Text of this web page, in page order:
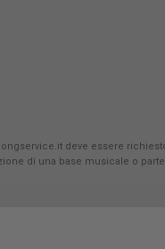
deve essere
di una base musicale o